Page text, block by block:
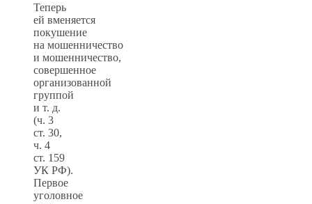
Теперь
ей вменяется
покушение
на мошенничество
и мошенничество,
совершенное
организованной
группой
и т. д.
(ч. 3
ст. 30,
ч. 4
ст. 159
УК РФ).
Первое
уголовное